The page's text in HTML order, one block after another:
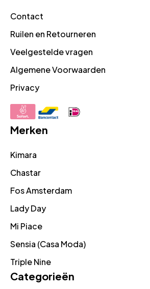
Contact
Ruilen en Retourneren
Veelgestelde vragen
Algemene Voorwaarden
Privacy
Merken
Kimara
Chastar
Fos Amsterdam
Lady Day
Mi Piace
Sensia (Casa Moda)
Triple Nine
Categorieën